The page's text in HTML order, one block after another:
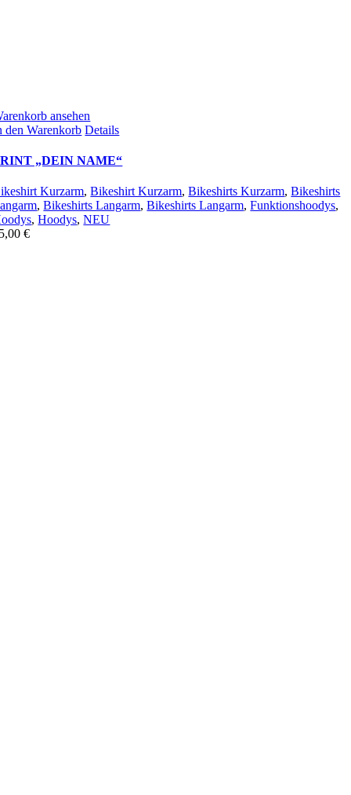
ansehen
den Warenkorb Details
„DEIN NAME“
Kurzarm,Bikeshirt Kurzarm,Bikeshirts Kurzarm,Bikeshirts
,Bikeshirts Langarm,Bikeshirts Langarm,Funktionshoodys,
,Hoodys,NEU
€